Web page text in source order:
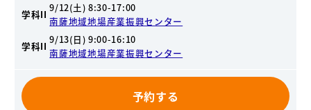
学科II
9/12(土) 8:30-17:00
南薩地域地場産業振興センター
学科II
9/13(日) 9:00-16:10
南薩地域地場産業振興センター
予約する